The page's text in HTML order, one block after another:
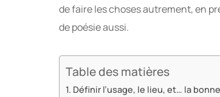
de faire les choses autrement, en
de poésie aussi.
Table des matières
Définir l’usage, le lieu, et… la